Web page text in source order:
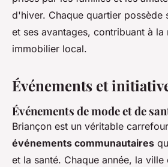
d'hiver. Chaque quartier possède
et ses avantages, contribuant à la
immobilier local.
Événements et
Événements de mode et de
Briançon est un véritable
événements communautaires
et la santé. Chaque année, la ville